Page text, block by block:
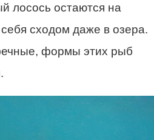
лосось остаются на
сходом даже в озера.
формы этих рыб